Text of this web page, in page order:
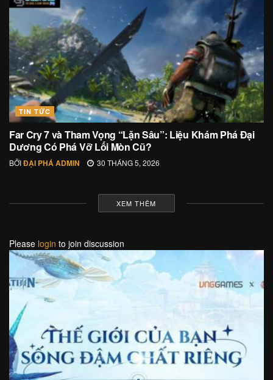
TIN TỨC
Far Cry 7 và Tham Vọng “Lặn Sâu”: Liệu Khám Phá Đại
Dương Có Phá Vỡ Lối Mòn Cũ?
BỞIĐẠI PHÁ ADMIN 30 THÁNG 5, 2026
XEM THÊM
Please login to join discussion